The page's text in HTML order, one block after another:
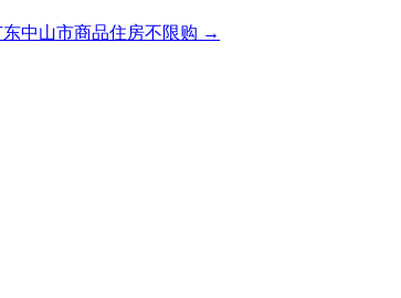
东中山市商品住房不限购 →